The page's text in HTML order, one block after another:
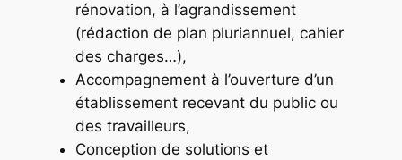
rénovation, à l’agrandissement
(rédaction de plan pluriannuel, cahier
des charges…),
Accompagnement à l’ouverture d’un
établissement recevant du public ou
des travailleurs,
Conception de solutions et